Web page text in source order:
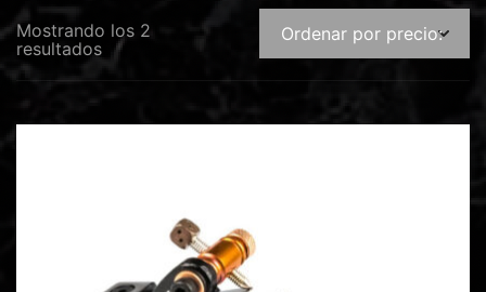
Mostrando los 2
resultados